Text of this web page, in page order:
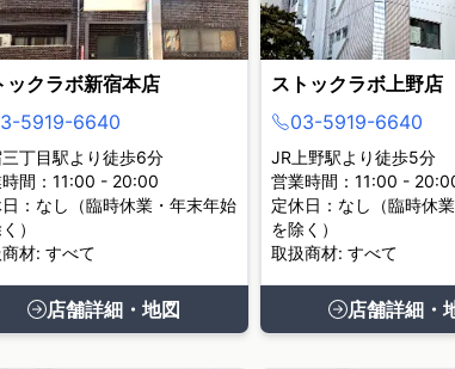
ックラボ新宿本店
5919-6640
丁目駅より徒歩6分
時間：11:00 - 20:00
：なし（臨時休業・年末年始
）
材: すべて
店舗詳細・地図
ストックラボ上野店
03-5919-6640
JR上野駅より徒歩5分
営業時間：11:00 -
定休日：なし（臨時休
を除く）
取扱商材: すべて
店舗詳細・